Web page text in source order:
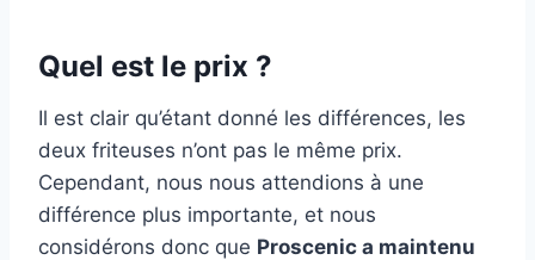
Quel est le prix ?
Il est clair qu’étant donné les différences, les
deux friteuses n’ont pas le même prix.
Cependant, nous nous attendions à une
différence plus importante, et nous
considérons donc que Proscenic a maintenu